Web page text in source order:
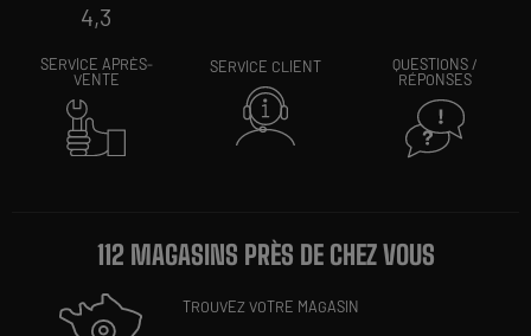
4,3
SERVICE APRÈS-
VENTE
SERVICE CLIENT
QUESTIONS /
RÉPONSES
112 MAGASINS PRÈS DE CHEZ VOUS
TROUVEZ VOTRE MAGASIN